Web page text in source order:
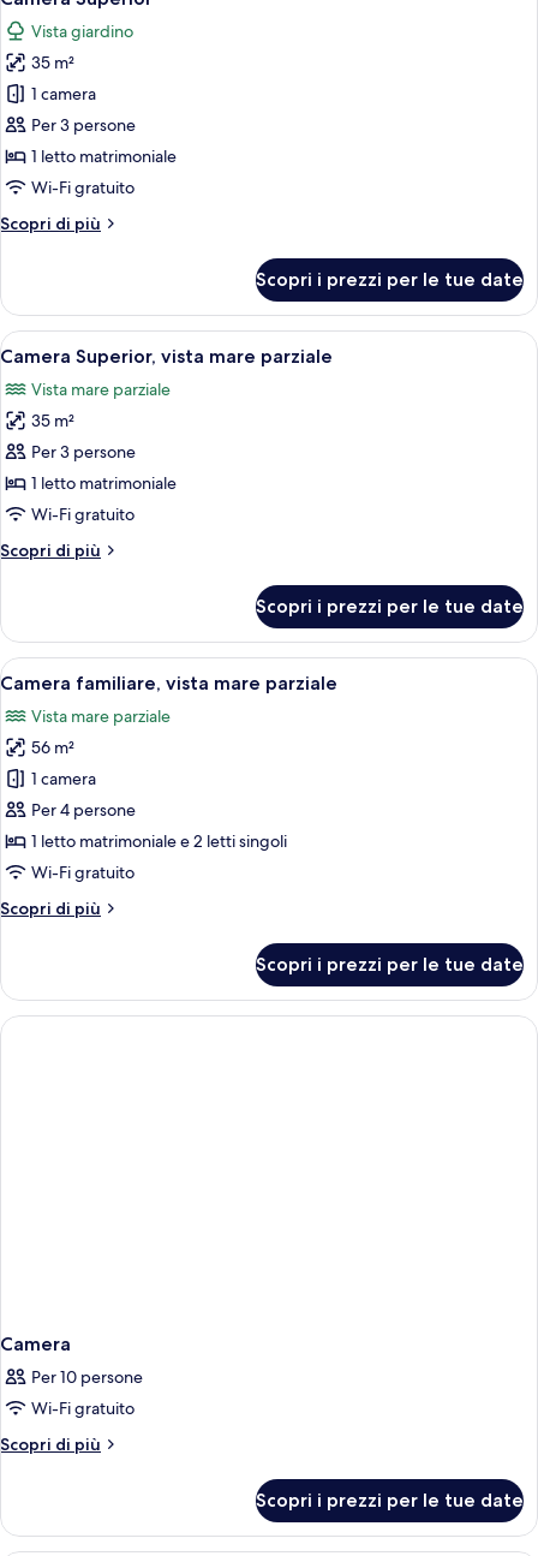
tutte
le
foto
per
Camera
Superior
Vista giardino
35 m²
1 camera
Per 3 persone
1 letto matrimoniale
Wi-Fi gratuito
Scopri di più
Altri
Superior
Scopri i prezzi per le tue date
Apri
tutte
le
foto
per
Camera
Superior,
mare
Camera Superior, vista mare
5
Camera Superior, vista mare parziale
Vista mare parziale
35 m²
Per 3 persone
1 letto matrimoniale
Wi-Fi gratuito
Scopri di più
Altri
Superior,
vista
mare
Scopri i prezzi per le tue date
Apri
tutte
le
foto
per
Camera
familiare,
vista
parziale
Camera familiare, vista mare
6
Camera familiare, vista mare parziale
Vista mare parziale
56 m²
1 camera
Per 4 persone
1 letto matrimoniale e 2 letti singoli
Wi-Fi gratuito
Scopri di più
Altri
familiare,
vista
mare
Scopri i prezzi per le tue date
Camera
Per 10 persone
Wi-Fi gratuito
Scopri di più
Altri
Scopri i prezzi per le tue date